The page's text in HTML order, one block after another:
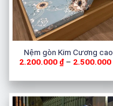
Nệm gòn Kim Cương cao
cấp
2.200.000 ₫ – 2.500.000